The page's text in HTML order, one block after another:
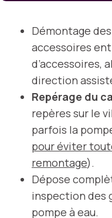
Démontage
accessoires
d’accessoires,
direction
Repérage du
repères sur le
parfois la
pour éviter
remontage).
Dépose
inspection des
pompe à eau.